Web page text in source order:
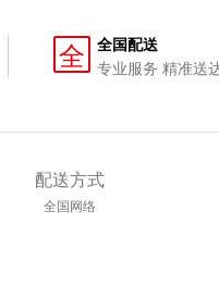
全
全国配送
专业服务 精准送
配送方式
全国网络